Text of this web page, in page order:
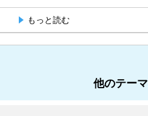
もっと読む
他のテー